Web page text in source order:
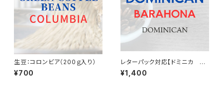
生豆：コロンビア（200ｇ入り）
¥700
レターパック対応【ドミニカ バ
ラオナ】200g入り
¥1,400